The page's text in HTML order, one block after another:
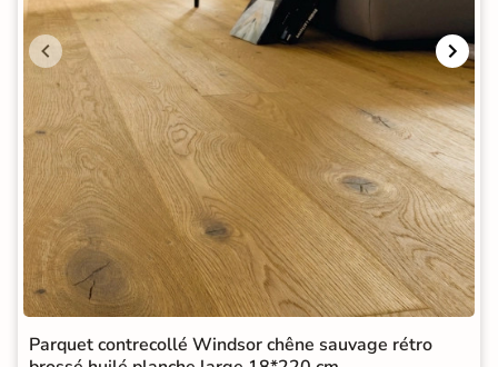
Parquet contrecollé Windsor chêne sauvage rétro